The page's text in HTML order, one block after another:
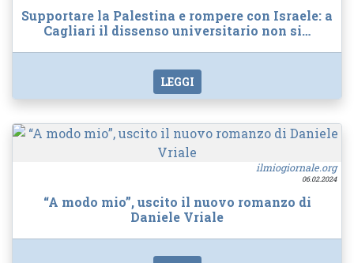
Supportare la Palestina e rompere con Israele: a
Cagliari il dissenso universitario non si…
LEGGI
ilmiogiornale.org
06.02.2024
“A modo mio”, uscito il nuovo romanzo di
Daniele Vriale